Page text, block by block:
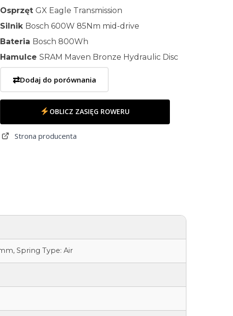
Osprzęt GX Eagle Transmission
Silnik Bosch 600W 85Nm mid-drive
Bateria Bosch 800Wh
Hamulce SRAM Maven Bronze Hydraulic Disc
⇄Dodaj do porównania
OBLICZ ZASIĘG ROWERU
Strona producenta
Spring Type: Air